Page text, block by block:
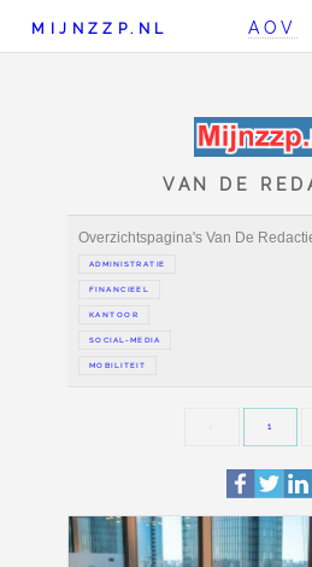
MIJNZZP.NL AOV
VAN
Overzichtspagina's
ADMINISTRATIE